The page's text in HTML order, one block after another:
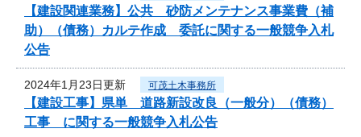
【建設関連業務】公共 砂防メンテナンス事業費（補
助）（債務）カルテ作成 委託に関する一般競争入札
公告
2024年1月23日更新 可茂土木事務所
【建設工事】県単 道路新設改良（一般分）（債務）
工事 に関する一般競争入札公告